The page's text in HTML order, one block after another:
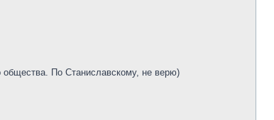
общества. По Станиславскому, не верю)